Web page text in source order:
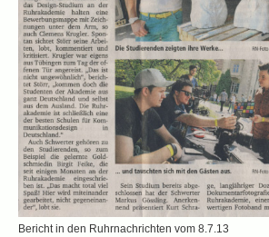
Bericht in den Ruhrnachrichten vom 8.7.13